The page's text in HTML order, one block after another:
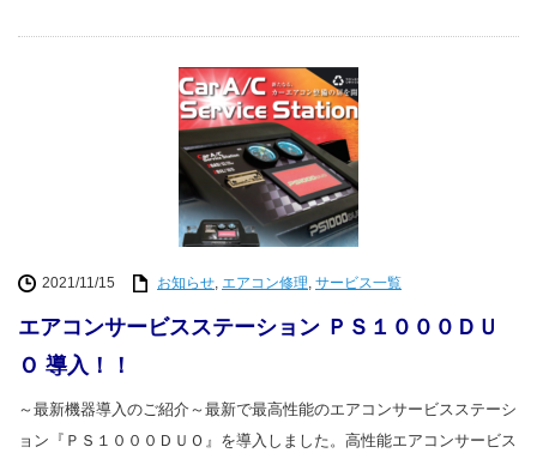
2021/11/15 お知らせ エアコン修理 サービス一覧
エアコンサービスステーション ＰＳ１０００ＤＵ
Ｏ 導入！！
～最新機器導入のご紹介～最新で最高性能のエアコンサービスステーシ
ョン『ＰＳ１０００ＤＵＯ』を導入しました。高性能エアコンサービス